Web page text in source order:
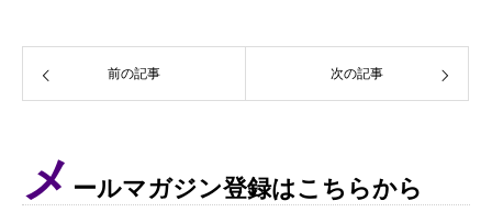
前の記事 次の記事
メ ールマガジン登録はこちらから